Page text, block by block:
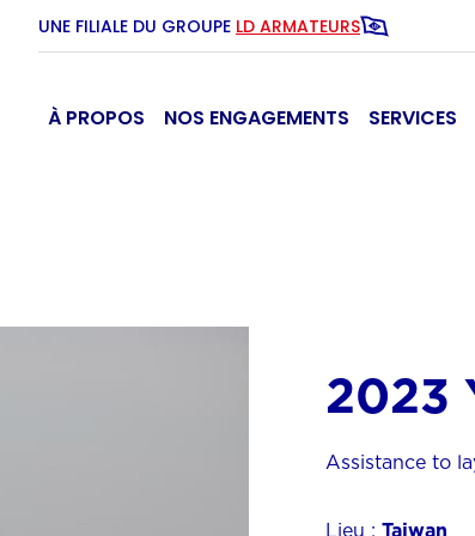
UNE FILIALE DU GROUPE LD ARMATEURS
À PROPOS NOS ENGAGEMENTS SERVICES
2023
Assistance to
Lieu : Taiwan